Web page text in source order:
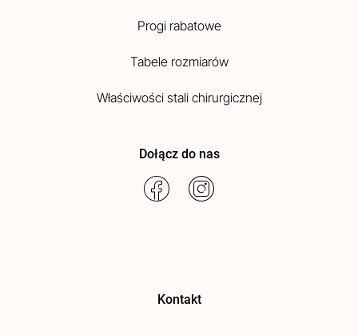
Progi rabatowe
Tabele rozmiarów
Właściwości stali chirurgicznej
Dołącz do nas
Kontakt